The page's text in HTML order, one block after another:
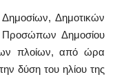
Δημοσίων, Δημοτικών
Προσώπων Δημοσίου
πλοίων, από ώρα
δύση του ηλίου της